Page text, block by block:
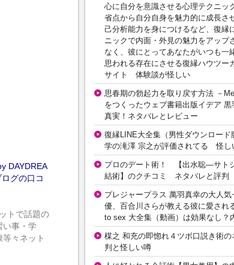
DAYDREA
グの口コ
トで話題の
い事・学
々ネット
心に自分を意識させる心理テクニッ
省点から自分自身を魅力的に成長さ
己分析能力を身につけるなど、復縁
ニックで内面・外見の魅力をアップ
なく、彼にとってあなたがいつも一
思われる存在にさせる復縁ハウツー
サイト 体験談が怪しい
思春期の勃起力を取り戻す方法 －
をつくったウェブ書籍出版イデア
真実！ネタバレとレビュー
復縁LINE大全集（男性ダウンロード
学の滝澤 宗之が評価されてる 怪し
プロのデート術！ 【出水聡―サト
結術】のクチコミ ネタバレと評判
プレジャープラス 萬羽真幸の大人気
優、百合川さらが教える彼に愛され
to sex 大全集（動画）は効果なし？
楳之 和充の即惚れ４ツボ口説き術の
判と怪しい噂